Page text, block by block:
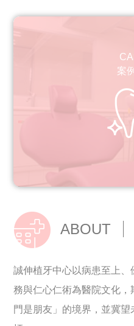
案
ABOUT
誠伸植牙中心以病患至上
務與仁心仁術為醫院文化
門是朋友」的境界，並冀